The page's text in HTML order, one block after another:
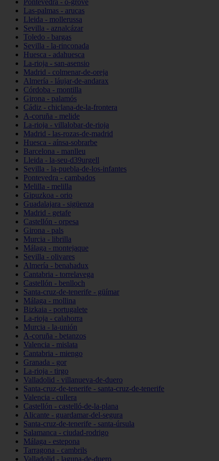
Pontevedra - o-grove
Las-palmas - arucas
Lleida - mollerussa
Sevilla - aznalcázar
Toledo - bargas
Sevilla - la-rinconada
Huesca - adahuesca
La-rioja - san-asensio
Madrid - colmenar-de-oreja
Almería - láujar-de-andarax
Córdoba - montilla
Girona - palamós
Cádiz - chiclana-de-la-frontera
A-coruña - melide
La-rioja - villalobar-de-rioja
Madrid - las-rozas-de-madrid
Huesca - aínsa-sobrarbe
Barcelona - manlleu
Lleida - la-seu-d39urgell
Sevilla - la-puebla-de-los-infantes
Pontevedra - cambados
Melilla - melilla
Gipuzkoa - orio
Guadalajara - sigüenza
Madrid - getafe
Castellón - orpesa
Girona - pals
Murcia - librilla
Málaga - montejaque
Sevilla - olivares
Almería - benahadux
Cantabria - torrelavega
Castellón - benlloch
Santa-cruz-de-tenerife - güímar
Málaga - mollina
Bizkaia - portugalete
La-rioja - calahorra
Murcia - la-unión
A-coruña - betanzos
Valencia - mislata
Cantabria - miengo
Granada - gor
La-rioja - tirgo
Valladolid - villanueva-de-duero
Santa-cruz-de-tenerife - santa-cruz-de-tenerife
Valencia - cullera
Castellón - castelló-de-la-plana
Alicante - guardamar-del-segura
Santa-cruz-de-tenerife - santa-úrsula
Salamanca - ciudad-rodrigo
Málaga - estepona
Tarragona - cambrils
Valladolid - laguna-de-duero